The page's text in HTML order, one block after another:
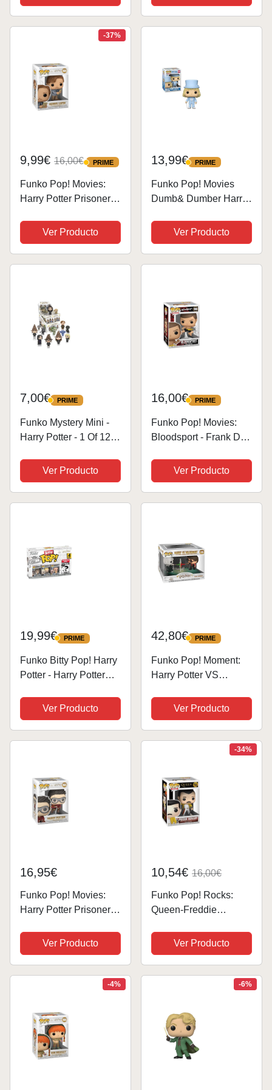
de Regalo- Mercancia
Oficial - Juguetes para
Oficial - Juguetes para
-37%
9,99€ 16,00€ PRIME
PRIME
Funko Pop! Movies:
Harry Potter Prisoner of
Lupin with Map -
Figura de Vinilo
Coleccionable - Idea
Ver Producto
13,99€ PRIME
PRIME
Funko Pop! Movies
Dumb& Dumber Harry
Probabilidades de
Obtener la Rara
Variante Chase -
Figura de...
Ver Producto
7,00€ PRIME
PRIME
Funko Mystery Mini -
Harry Potter - 1 Of 12
Vary- Minifigura de
Vinilo Coleccionable -
Idea de Regalo -
Ver Producto
16,00€ PRIME
PRIME
Funko Pop! Movies:
Bloodsport - Frank Dux
Coleccionable - Idea
de Regalo - Mercancia
Oficial - Juguetes para
Ver Producto
19,99€ PRIME
PRIME
Funko Bitty Pop! Harry
Potter - Harry Potter™,
Dobby™ Y una
Minifigura Misteriosa
Sorpresa - 0.9 Inch (2.2
Ver Producto
42,80€ PRIME
PRIME
Funko Pop! Moment:
Harry Potter VS
Vinilo Coleccionable -
Idea de Regalo -
Mercancia Oficial -
Juguetes para Niños y
Ver Producto
16,95€
Funko Pop! Movies:
Harry Potter Prisoner of
Broom - (Quidditch) -
Figura de Vinilo
Coleccionable - Idea
de Regalo- Mercancia
Ver Producto
-34%
10,54€ 16,00€
Funko Pop! Rocks:
Queen-Freddie
1986 - Figura de Vinilo
Coleccionable - Idea
de Regalo- Mercancia
Oficial - Juguetes para
Ver Producto
-4% -6%